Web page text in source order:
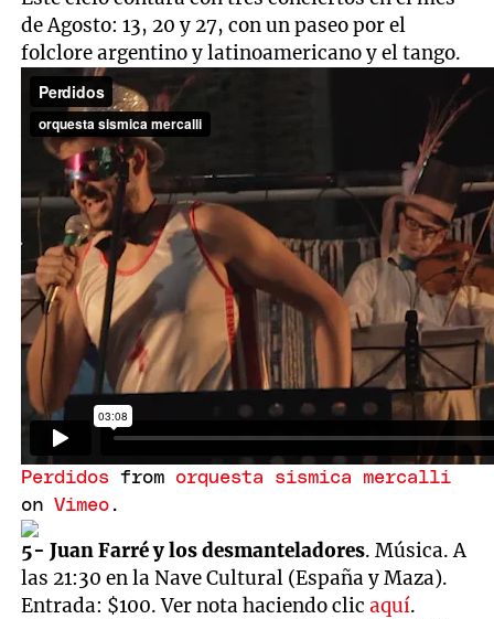
de Agosto: 13, 20 y 27, con un paseo por el
folclore argentino y latinoamericano y el tango.
Perdidos from orquesta sismica mercalli
onVimeo .
5- Juan Farré y los desmanteladores. Música. A
las 21:30 en la Nave Cultural (España y Maza).
Entrada: $100. Ver nota haciendo clicaquí.